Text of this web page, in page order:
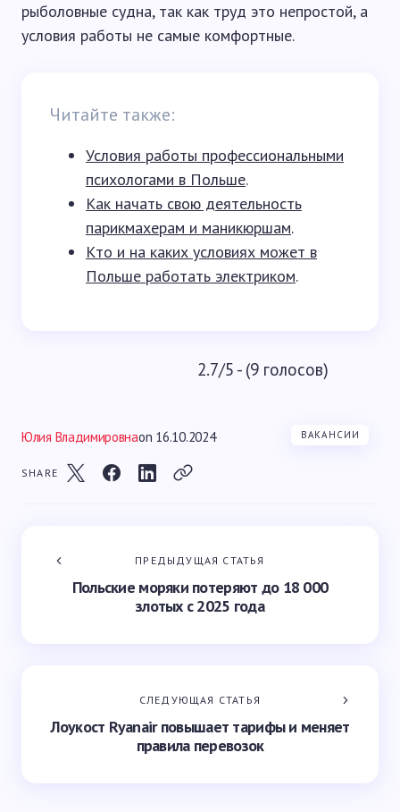
рыболовные судна, так как труд это непростой, а
условия работы не самые комфортные.
Читайте также:
Условия работы профессиональными
психологами в Польше.
Как начать свою деятельность
парикмахерам и маникюршам.
Кто и на каких условиях может в
Польше работать электриком.
2.7/5 - (9 голосов)
Юлия Владимировнаon 16.10.2024 ВАКАНСИИ
SHARE
ПРЕДЫДУЩАЯ СТАТЬЯ
Польские моряки потеряют до 18 000
злотых с 2025 года
СЛЕДУЮЩАЯ СТАТЬЯ
Лоукост Ryanair повышает тарифы и меняет
правила перевозок